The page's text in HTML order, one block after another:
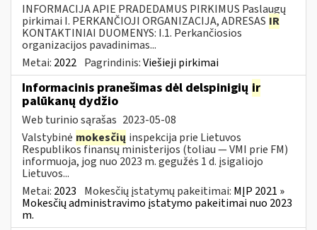
INFORMACIJA APIE PRADEDAMUS PIRKIMUS Paslaugų
pirkimai I. PERKANČIOJI ORGANIZACIJA, ADRESAS IR
KONTAKTINIAI DUOMENYS: I.1. Perkančiosios
organizacijos pavadinimas...
Metai: 2022 Pagrindinis:Viešieji pirkimai
Informacinis pranešimas dėl delspinigių ir
palūkanų dydžio
Web turinio sąrašas 2023-05-08
Valstybinė mokesčių inspekcija prie Lietuvos
Respublikos finansų ministerijos (toliau — VMI prie FM)
informuoja, jog nuo 2023 m. gegužės 1 d. įsigaliojo
Lietuvos...
Metai: 2023 Mokesčių įstatymų pakeitimai: MĮP 2021 »
Mokesčių administravimo įstatymo pakeitimai nuo 2023
m.